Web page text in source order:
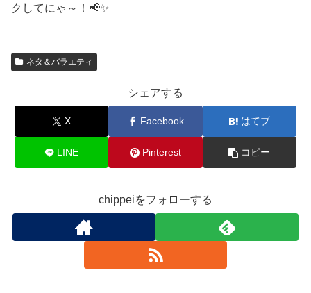
クしてにゃ～！📢✨
ネタ＆バラエティ
シェアする
X Facebook はてブ
LINE Pinterest コピー
chippeiをフォローする